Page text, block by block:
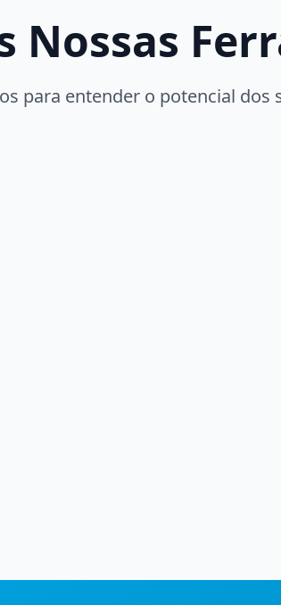
Nossas
para entender o potencial dos